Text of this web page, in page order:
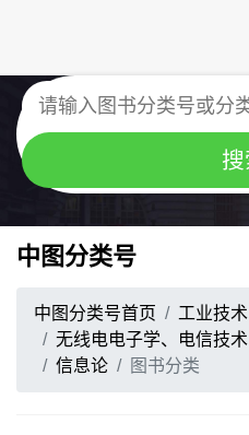
中图分类号
中图分类号首页
工业技术
无线电电子学、电信技术
信息论
图书分类